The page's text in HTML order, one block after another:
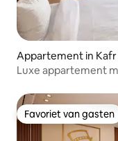
Appartement in Kafr
Luxe appartement
Favoriet van gasten
Favoriet van gasten